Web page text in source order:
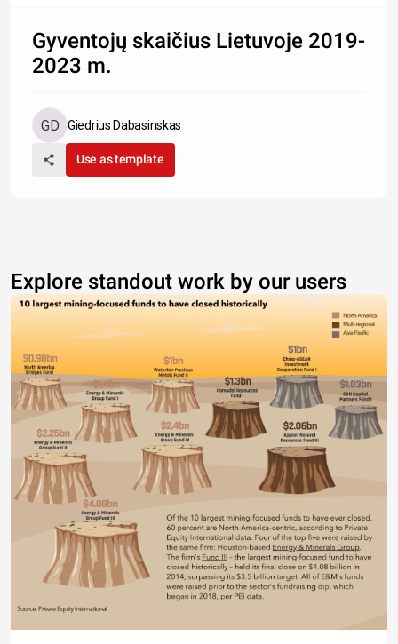
Gyventojų skaičius Lietuvoje 2019-
2023 m.
Giedrius Dabasinskas
Use as template
Explore standout work by our users